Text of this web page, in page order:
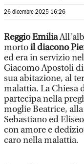
26 dicembre 2025 16:26
Reggio Emilia
mortoil diacono
ed era in servizio
Giacomo Apostoli
sua abitazione, al
malattia. La Chiesa
partecipa nella
moglie Beatrice,
Sebastiano ed
con amore e
caro nella malattia.